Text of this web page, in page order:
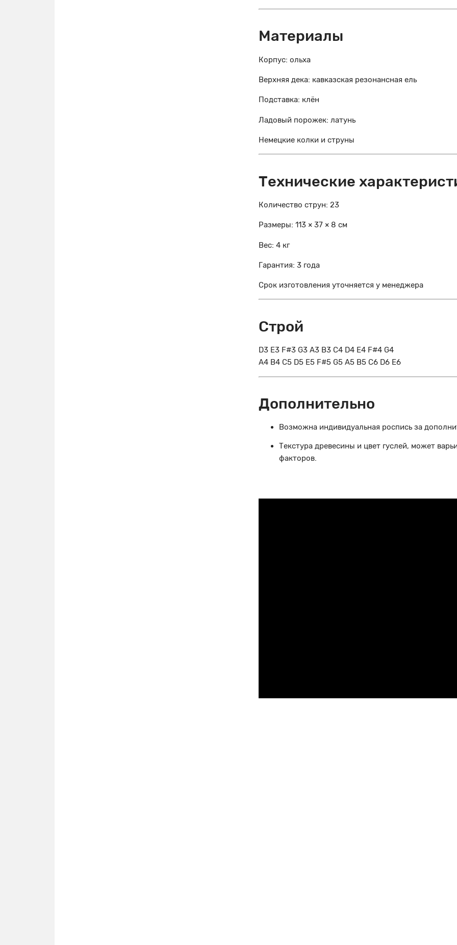
Материалы
Корпус: ольха
Верхняя дека: кавказская резонансная ель
Подставка: клён
Ладовый порожек: латунь
Немецкие колки и струны
Технические
Количество струн: 23
Размеры: 113 × 37 × 8 см
Вес: 4 кг
Гарантия: 3 года
Срок изготовления уточняется у менеджера
Строй
D3 E3 F#3 G3 A3 B3 C4 D4 E4 F#4 G4
A4 B4 C5 D5 E5 F#5 G5 A5 B5 C6 D6 E6
Дополнительно
Возможна индивидуальная роспись за
Текстура древесины и цвет гуслей, может
факторов.